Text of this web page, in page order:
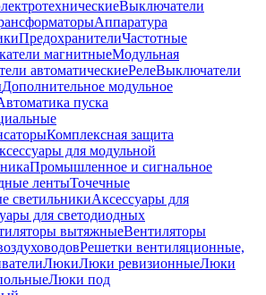
Выключатели
Аппаратура
ПредохранителиЧастотные
магнитныеМодульная
автоматическиеРелеВыключатели
Дополнительное модульное
пуска
Комплексная защита
для модульной
Промышленное и сигнальное
лентыТочечные
светильникиАксессуары для
для светодиодных
вытяжныеВентиляторы
Решетки вентиляционные,
ЛюкиЛюки ревизионныеЛюки
Люки под